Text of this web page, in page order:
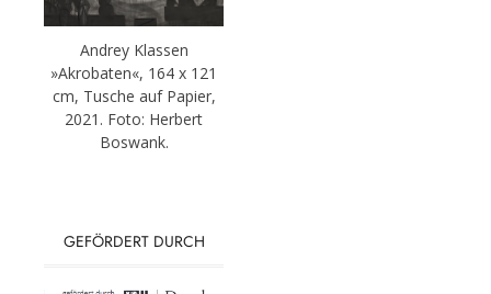
Andrey Klassen
»Akrobaten«, 164 x 121
cm, Tusche auf Papier,
2021. Foto: Herbert
Boswank.
GEFÖRDERT DURCH